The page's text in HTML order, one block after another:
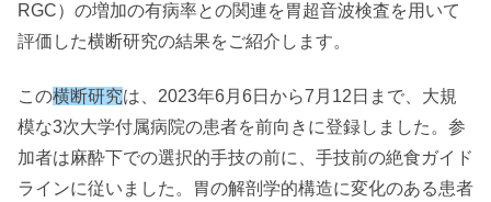
RGC）の増加の有病率との関連を胃超音波検査を用いて
評価した横断研究の結果をご紹介します。
この横断研究は、2023年6月6日から7月12日まで、大規
模な3次大学付属病院の患者を前向きに登録しました。参
加者は麻酔下での選択的手技の前に、手技前の絶食ガイド
ラインに従いました。胃の解剖学的構造に変化のある患者